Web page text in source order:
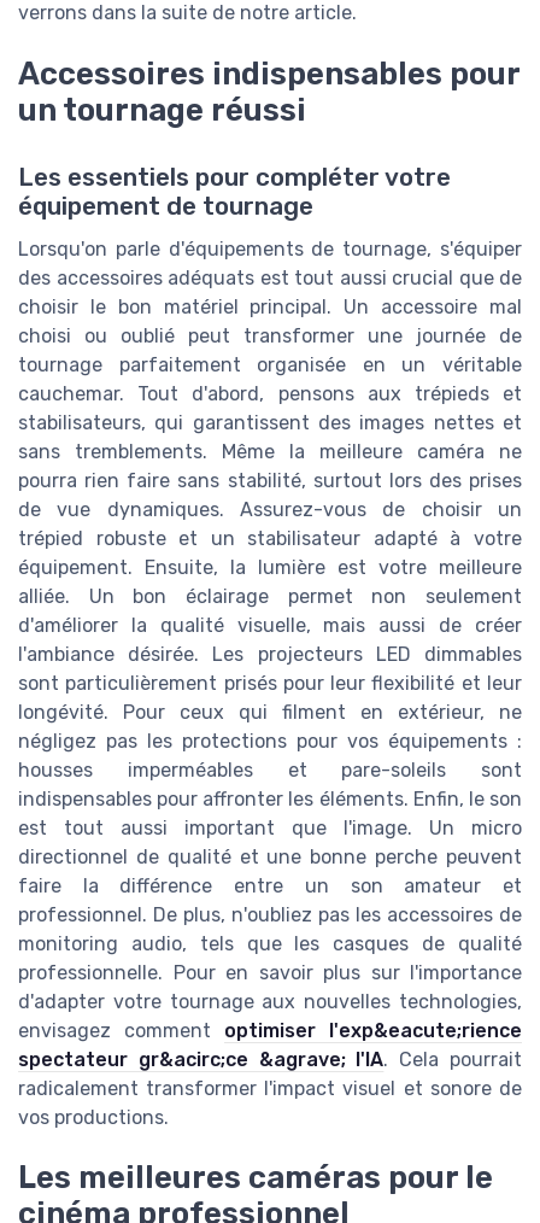
verrons dans la suite de notre article.
Accessoires indispensables pour
un tournage réussi
Les essentiels pour compléter votre
équipement de tournage
Lorsqu'on parle d'équipements de tournage, s'équiper
des accessoires adéquats est tout aussi crucial que de
choisir le bon matériel principal. Un accessoire mal
choisi ou oublié peut transformer une journée de
tournage parfaitement organisée en un véritable
cauchemar. Tout d'abord, pensons aux trépieds et
stabilisateurs, qui garantissent des images nettes et
sans tremblements. Même la meilleure caméra ne
pourra rien faire sans stabilité, surtout lors des prises
de vue dynamiques. Assurez-vous de choisir un
trépied robuste et un stabilisateur adapté à votre
équipement. Ensuite, la lumière est votre meilleure
alliée. Un bon éclairage permet non seulement
d'améliorer la qualité visuelle, mais aussi de créer
l'ambiance désirée. Les projecteurs LED dimmables
sont particulièrement prisés pour leur flexibilité et leur
longévité. Pour ceux qui filment en extérieur, ne
négligez pas les protections pour vos équipements :
housses imperméables et pare-soleils sont
indispensables pour affronter les éléments. Enfin, le son
est tout aussi important que l'image. Un micro
directionnel de qualité et une bonne perche peuvent
faire la différence entre un son amateur et
professionnel. De plus, n'oubliez pas les accessoires de
monitoring audio, tels que les casques de qualité
professionnelle. Pour en savoir plus sur l'importance
d'adapter votre tournage aux nouvelles technologies,
envisagez comment optimiser l'exp&eacute;rience
spectateur gr&acirc;ce &agrave; l'IA. Cela pourrait
radicalement transformer l'impact visuel et sonore de
vos productions.
Les meilleures caméras pour le
cinéma professionnel